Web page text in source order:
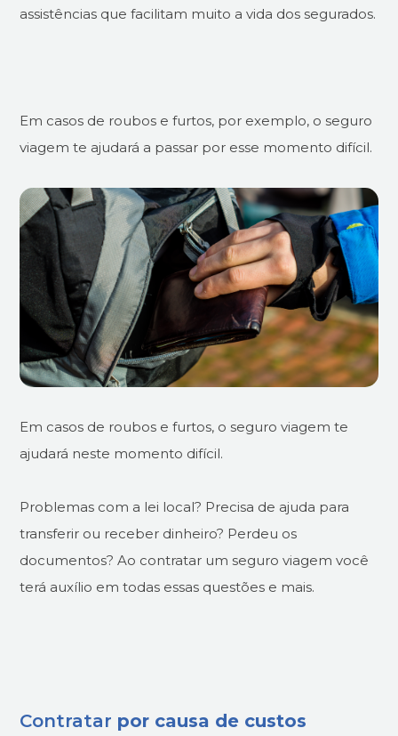
assistências que facilitam muito a vida dos segurados.
Em casos de roubos e furtos, por exemplo, o seguro
viagem te ajudará a passar por esse momento difícil.
Em casos de roubos e furtos, o seguro viagem te
ajudará neste momento difícil.
Problemas com a lei local? Precisa de ajuda para
transferir ou receber dinheiro? Perdeu os
documentos? Ao contratar um seguro viagem você
terá auxílio em todas essas questões e mais.
Contratar por causa de custos